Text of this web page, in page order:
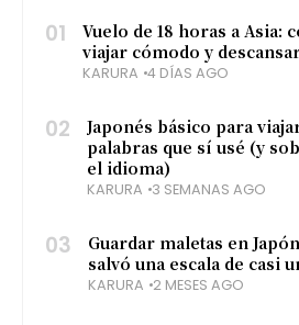
01
Vuelo de 18 horas a Asia:
viajar cómodo y
KARURA 4 DÍAS AGO
02
Japonés básico para
palabras que sí usé (y
el idioma)
KARURA 3 SEMANAS AGO
03
Guardar maletas en
salvó una escala de casi
KARURA 2 MESES AGO